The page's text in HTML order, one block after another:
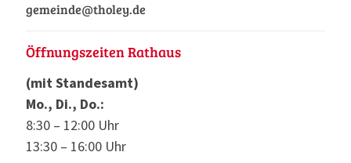
gemeinde@tholey.de
Öffnungszeiten Rathaus
(mit Standesamt)
Mo., Di., Do.:
8:30 – 12:00 Uhr
13:30 – 16:00 Uhr